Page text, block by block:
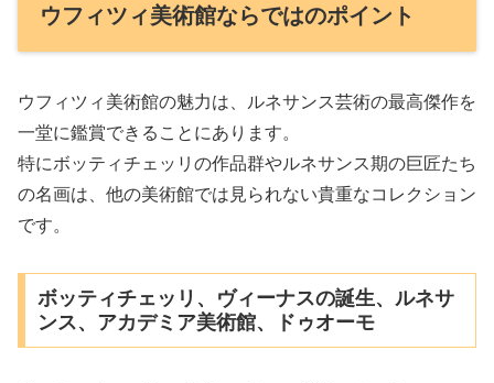
ウフィツィ美術館ならではのポイント
ウフィツィ美術館の魅力は、ルネサンス芸術の最高傑作を
一堂に鑑賞できることにあります。
特にボッティチェッリの作品群やルネサンス期の巨匠たち
の名画は、他の美術館では見られない貴重なコレクション
です。
ボッティチェッリ、ヴィーナスの誕生、ルネサ
ンス、アカデミア美術館、ドゥオーモ